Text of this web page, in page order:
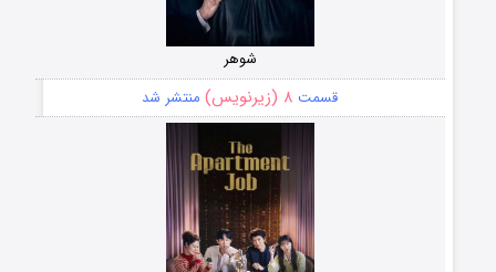
شوهر
قسمت ۸ (زیرنویس) منتشر شد